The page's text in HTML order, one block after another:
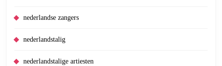
nederlandse zangers
nederlandstalig
nederlandstalige artiesten